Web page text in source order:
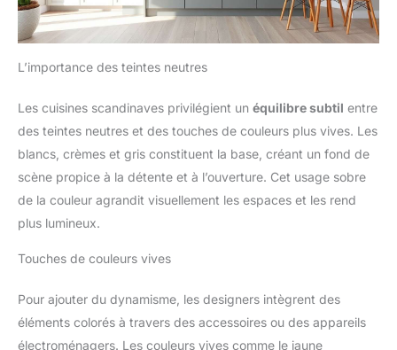
L’importance des teintes neutres
Les cuisines scandinaves privilégient un équilibre subtil entre
des teintes neutres et des touches de couleurs plus vives. Les
blancs, crèmes et gris constituent la base, créant un fond de
scène propice à la détente et à l’ouverture. Cet usage sobre
de la couleur agrandit visuellement les espaces et les rend
plus lumineux.
Touches de couleurs vives
Pour ajouter du dynamisme, les designers intègrent des
éléments colorés à travers des accessoires ou des appareils
électroménagers. Les couleurs vives comme le jaune